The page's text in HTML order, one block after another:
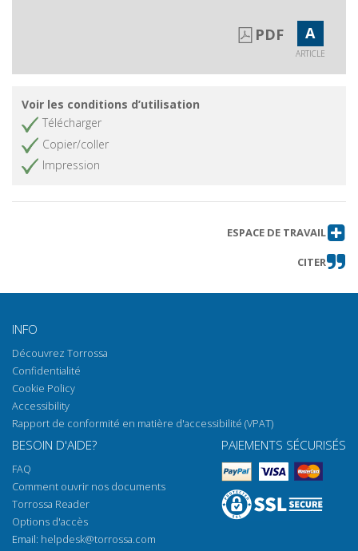
PDF A
ARTICLE
Voir les conditions d’utilisation
Télécharger
Copier/coller
Impression
ESPACE DE TRAVAIL
CITER
INFO
Découvrez Torrossa
Confidentialité
Cookie Policy
Accessibility
Rapport de conformité en matière d'accessibilité (VPAT)
BESOIN D'AIDE?
FAQ
Comment ouvrir nos documents
Torrossa Reader
Options d'accès
Email: helpdesk@torrossa.com
PAIEMENTS SÉCURISÉS